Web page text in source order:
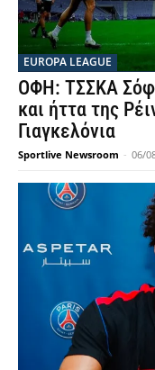
EUROPA LEAGUE
ΟΦΗ: ΤΣΣΚΑ
και ήττα της
Γιαγκελόνια
Sportlive Newsroom - 06/